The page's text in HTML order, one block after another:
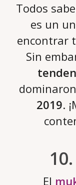
Todos
es un
encontrar
Sin
2019.
El